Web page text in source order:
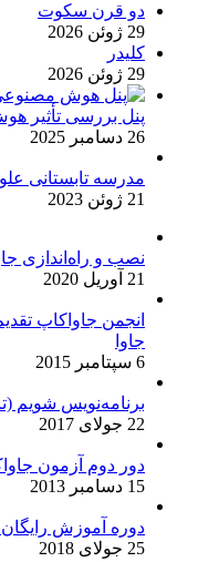
دو قرن سکوت
29 ژوئن 2026
کلیدر
29 ژوئن 2026
پنل بررسی تأثیر
26 دسامبر 2025
مدرسه تابستانی
21 ژوئن 2023
نصب و راه‌اندازی
21 آوریل 2020
انجمن جاواکاپ
جاوا
6 سپتامبر 2015
برنامه‌نویس شویم
22 جولای 2017
دور دوم آزمون
15 دسامبر 2013
دوره آموزش رایگان JavaFX
25 جولای 2018